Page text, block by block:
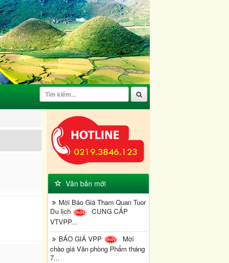
Văn bản mới
Mời Báo Giá Tham Quan Tuor
Du lịch
CUNG CẤP
VTVPP...
BÁO GIÁ VPP
Mời
chào giá Văn phòng Phẩm tháng
7...